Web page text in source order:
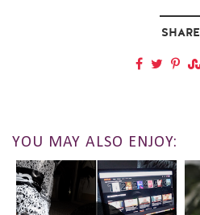
SHARE
YOU MAY ALSO ENJOY: